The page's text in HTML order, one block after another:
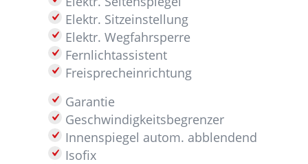
Elektr. Sitzeinstellung
Elektr. Wegfahrsperre
Fernlichtassistent
Freisprecheinrichtung
Garantie
Geschwindigkeitsbegrenzer
Innenspiegel autom. abblendend
Isofix